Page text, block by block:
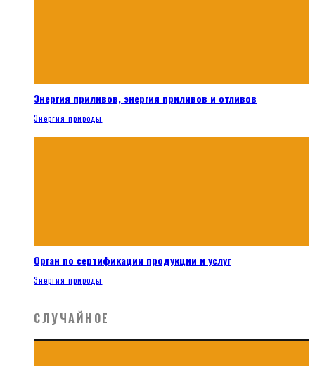
Энергия приливов, энергия приливов и отливов
Энергия природы
Орган по сертификации продукции и услуг
Энергия природы
СЛУЧАЙНОЕ